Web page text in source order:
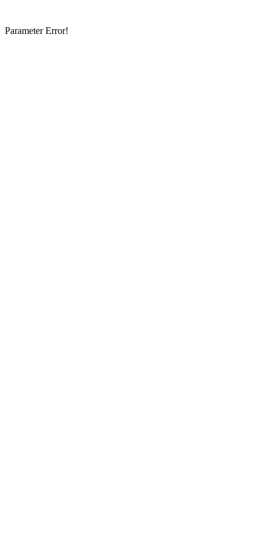
Parameter Error!